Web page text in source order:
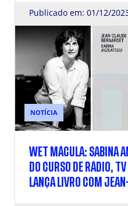
Publicado em: 01/12/
NOTÍCIA
WET MÁCULA: SABINA
DO CURSO DE RÁDIO,
LANÇA LIVRO COM